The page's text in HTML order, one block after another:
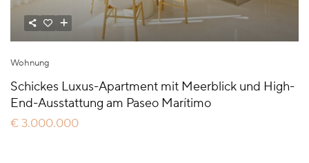
Wohnung
Schickes Luxus-Apartment mit Meerblick und High-
End-Ausstattung am Paseo Marítimo
€ 3.000.000